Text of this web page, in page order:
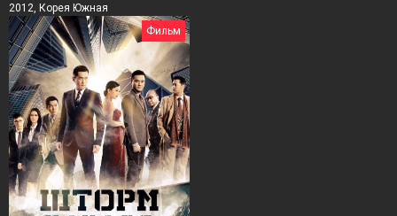
2012, Корея Южная
Фильм